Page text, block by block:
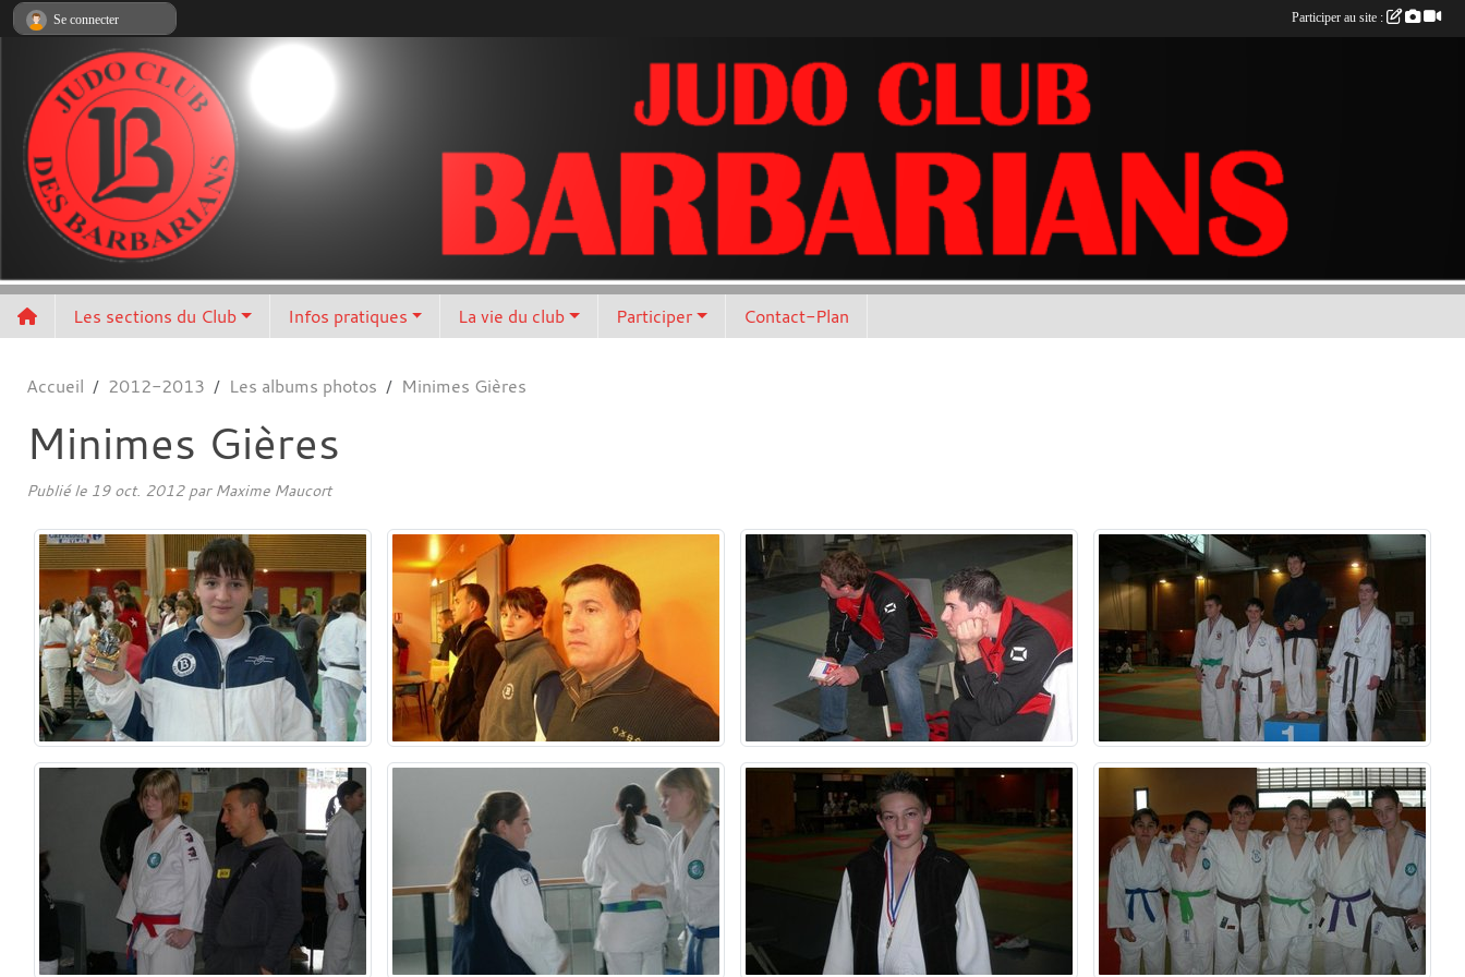
Les sections du Club Infos pratiques La vie du club Participer Contact-Plan
Accueil 2012-2013 Les albums photos Minimes Gières
Minimes Gières
Publié le 19 oct. 2012par Maxime Maucort
Se connecter Participer au site :
Panneau de gestion des cookies